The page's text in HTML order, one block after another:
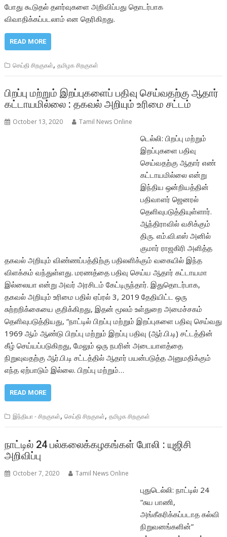
போது கூடுதல் தளர்வுகளை அறிவிப்பது தொடர்பாக
விவாதிக்கப்படலாம் என தெரிகிறது.
READ MORE
செய்தி சிறகுகள்,தமிழக சிறகுகள்
பிறப்பு மற்றும் இறப்புகளைப் பதிவு செய்வதற்கு ஆதார்
கட்டாயமில்லை : தகவல் அறியும் உரிமை சட்டம்
October 13, 2020 Tamil News Online
டெல்லி: பிறப்பு மற்றும்
இறப்புகளை பதிவு
செய்வதற்கு ஆதார் எண்
கட்டாயமில்லை என்று
இந்திய ஒன்றியத்தின்
பதிவாளர் ஜெனரல்
தெளிவுபடுத்தியுள்ளார்.
ஆந்திராவில் வசிக்கும்
திரு. எம்.வி.எஸ் அனில்
குமார் ராஜகிரி அளித்த
தகவல் அறியும் விண்ணப்பத்திற்கு பதிலளிக்கும் வகையில் இந்த
விளக்கம் வந்துள்ளது. மரணத்தை பதிவு செய்ய ஆதார் கட்டாயமா
இல்லையா என்று அவர் அரசிடம் கேட்டிருந்தார். இதுதொடர்பாக,
தகவல் அறியும் உரிமை பதில் ஏப்ரல் 3, 2019 தேதியிட்ட ஒரு
சுற்றறிக்கையை குறிக்கிறது, இதன் மூலம் உள்துறை அமைச்சகம்
தெளிவுபடுத்தியது, “நாட்டில் பிறப்பு மற்றும் இறப்புகளை பதிவு செய்வது
1969 ஆம் ஆண்டு பிறப்பு மற்றும் இறப்பு பதிவு (ஆர்.பி.டி) சட்டத்தின்
கீழ் செய்யப்படுகிறது, மேலும் ஒரு நபரின் அடையாளத்தை
நிறுவுவதற்கு ஆர்.பி.டி சட்டத்தில் ஆதார் பயன்படுத்த அனுமதிக்கும்
எந்த ஏற்பாடும் இல்லை. பிறப்பு மற்றும்…
READ MORE
இந்தியா - சிறகுகள்,செய்தி சிறகுகள்,தமிழக சிறகுகள்
நாட்டில் 24 பல்கலைக்கழகங்கள் போலி : யுஜிசி
அறிவிப்பு
October 7, 2020 Tamil News Online
புதுடெல்லி: நாட்டில் 24
“சுய பாணி,
அங்கீகரிக்கப்படாத கல்வி
நிறுவனங்களின்”